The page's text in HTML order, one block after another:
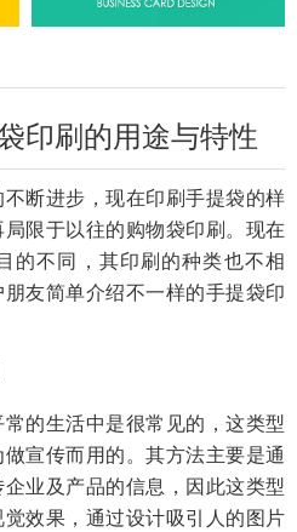
印刷的用途与特性
不断进步，现在印刷手提袋的样
限于以往的购物袋印刷。现在
的不同，其印刷的种类也不相
友简单介绍不一样的手提袋印
的生活中是很常见的，这类型
宣传而用的。其方法主要是通
业及产品的信息，因此这类型
效果，通过设计吸引人的图片